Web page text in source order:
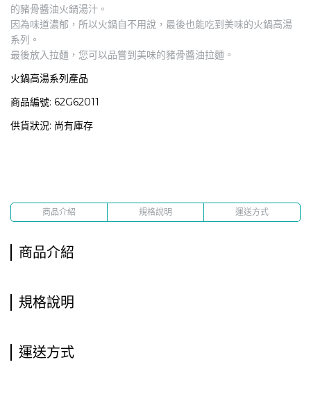
的豬骨醬油火鍋湯汁。
因為味道濃郁，所以火鍋自不用說，最後也能吃到美味的火鍋高湯
系列。
最後放入拉麵，您可以品嘗到美味的豬骨醬油拉麵。
火鍋高湯系列產品
商品編號: 62G62011
供貨狀況: 尚有庫存
商品介紹 規格說明 運送方式
商品介紹
規格說明
運送方式